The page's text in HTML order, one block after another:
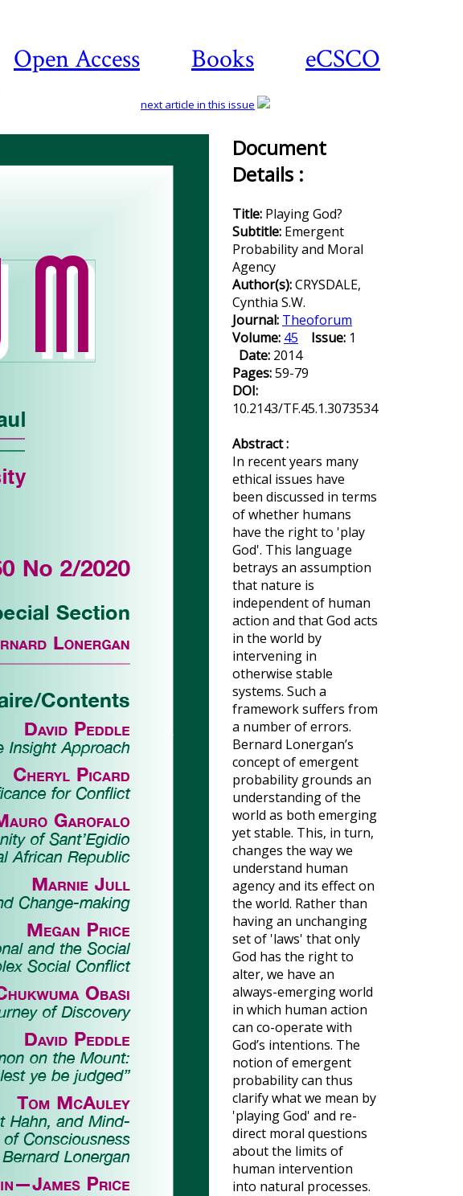
Open Access Books eCSCO
next article in this issue
Document
Details :
Title: Playing God?
Subtitle: Emergent
Probability and Moral
Agency
Author(s):CRYSDALE,
Cynthia S.W.
Journal: Theoforum
Volume: 45 Issue: 1
Date: 2014
Pages:59-79
DOI:
10.2143/TF.45.1.3073534
Abstract :
In recent years many
ethical issues have
been discussed in terms
of whether humans
have the right to 'play
God'. This language
betrays an assumption
that nature is
independent of human
action and that God acts
in the world by
intervening in
otherwise stable
systems. Such a
framework suffers from
a number of errors.
Bernard Lonergan’s
concept of emergent
probability grounds an
understanding of the
world as both emerging
yet stable. This, in turn,
changes the way we
understand human
agency and its effect on
the world. Rather than
having an unchanging
set of 'laws' that only
God has the right to
alter, we have an
always-emerging world
in which human action
can co-operate with
God’s intentions. The
notion of emergent
probability can thus
clarify what we mean by
'playing God' and re-
direct moral questions
about the limits of
human intervention
into natural processes.